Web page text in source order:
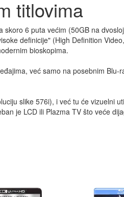
titlovima
6 puta većim (50GB na
definicije" (High Definition
bioskopima.
već samo na posebnim
slike 576i), i već tu će vizuelni
je LCD ili Plazma TV što veće